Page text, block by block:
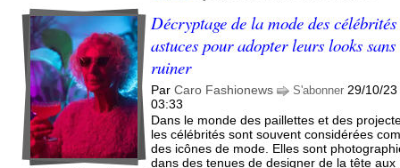
Décryptage de la mode des
astuces pour adopter leurs looks sans
ruiner
ParCaro Fashionews S'abonner 29/10/23
03:33
Dans le monde des paillettes et des
les célébrités sont souvent considérées
des icônes de mode. Elles sont
dans des tenues de designer de la tête aux